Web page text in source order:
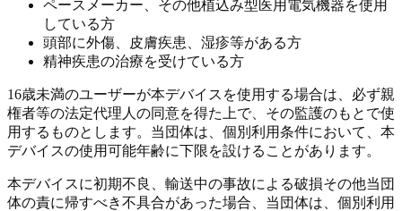
ペースメーカー、その他植込み型医用電気機器を使用
している方
頭部に外傷、皮膚疾患、湿疹等がある方
精神疾患の治療を受けている方
16歳未満のユーザーが本デバイスを使用する場合は、必ず親
権者等の法定代理人の同意を得た上で、その監護のもとで使
用するものとします。当団体は、個別利用条件において、本
デバイスの使用可能年齢に下限を設けることがあります。
本デバイスに初期不良、輸送中の事故による破損その他当団
体の責に帰すべき不具合があった場合、当団体は、個別利用